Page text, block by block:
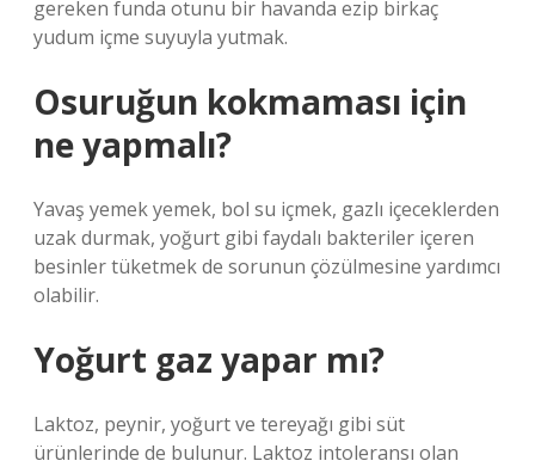
gereken funda otunu bir havanda ezip birkaç
yudum içme suyuyla yutmak.
Osuruğun kokmaması için
ne yapmalı?
Yavaş yemek yemek, bol su içmek, gazlı içeceklerden
uzak durmak, yoğurt gibi faydalı bakteriler içeren
besinler tüketmek de sorunun çözülmesine yardımcı
olabilir.
Yoğurt gaz yapar mı?
Laktoz, peynir, yoğurt ve tereyağı gibi süt
ürünlerinde de bulunur. Laktoz intoleransı olan